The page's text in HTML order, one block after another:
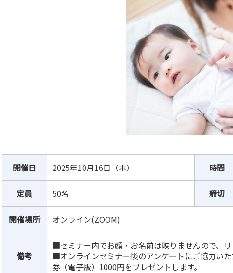
開催日 2025年10月16日（木） 時間
定員 50名 締切
開催場所 オンライン(ZOOM)
備考
■セミナー内でお顔・お名前は映りませんので、リ
■オンラインセミナー後のアンケートにご協力い
券（電子版）1000円をプレゼントします。